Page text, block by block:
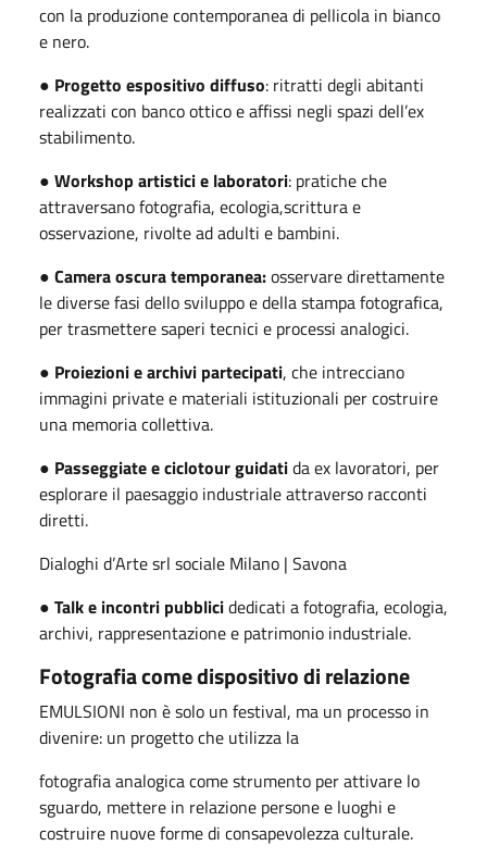
con la produzione contemporanea di pellicola in bianco
e nero.
● Progetto espositivo diffuso: ritratti degli abitanti
realizzati con banco ottico e affissi negli spazi dell’ex
stabilimento.
● Workshop artistici e laboratori: pratiche che
attraversano fotografia, ecologia,scrittura e
osservazione, rivolte ad adulti e bambini.
● Camera oscura temporanea:osservare direttamente
le diverse fasi dello sviluppo e della stampa fotografica,
per trasmettere saperi tecnici e processi analogici.
● Proiezioni e archivi partecipati, che intrecciano
immagini private e materiali istituzionali per costruire
una memoria collettiva.
● Passeggiate e ciclotour guidatida ex lavoratori, per
esplorare il paesaggio industriale attraverso racconti
diretti.
Dialoghi d’Arte srl sociale Milano | Savona
● Talk e incontri pubblicidedicati a fotografia, ecologia,
archivi, rappresentazione e patrimonio industriale.
Fotografia come dispositivo di relazione
EMULSIONI non è solo un festival, ma un processo in
divenire: un progetto che utilizza la
fotografia analogica come strumento per attivare lo
sguardo, mettere in relazione persone e luoghi e
costruire nuove forme di consapevolezza culturale.